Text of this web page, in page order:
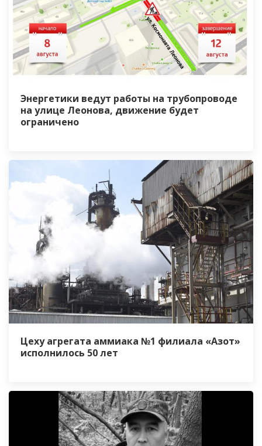
Энергетики ведут работы на трубопроводе
на улице Леонова, движение будет
ограничено
Цеху агрегата аммиака №1 филиала «Азот»
исполнилось 50 лет